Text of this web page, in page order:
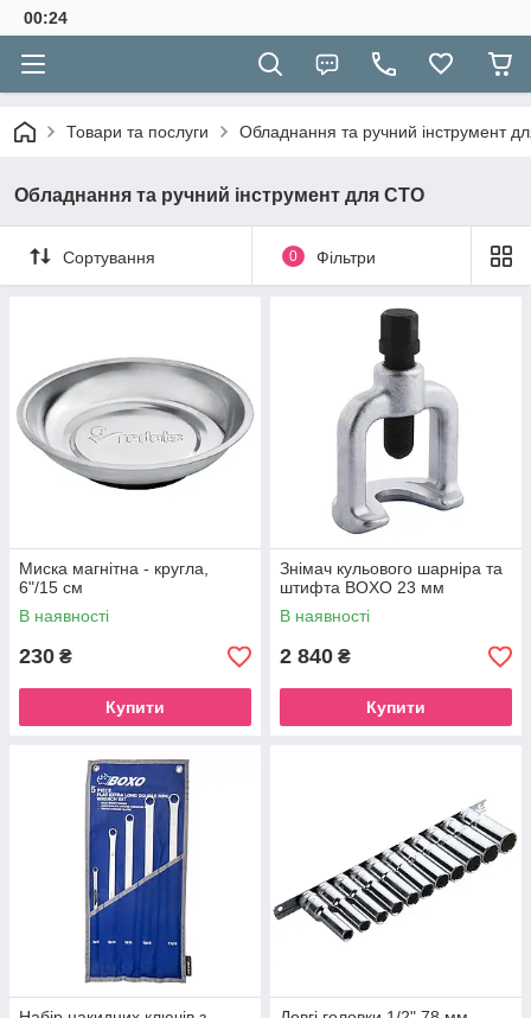
00:24
Товари та послуги Обладнання та ручний інструмент
Обладнання та ручний інструмент для СТО
Сортування 0 Фільтри
Миска магнітна - кругла,
6"/15 см
В наявності
230 ₴
Купити
Знімач кульового шарніра та
штифта BOXO 23 мм
В наявності
2 840 ₴
Купити